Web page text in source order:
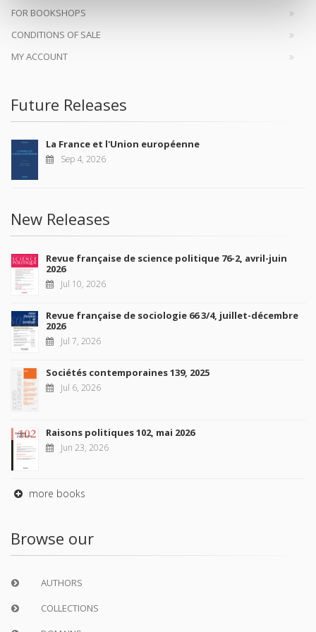
FOR BOOKSHOPS
CONDITIONS OF SALE
MY ACCOUNT
Future Releases
La France et l'Union européenne
Sep 4, 2026
New Releases
Revue française de science politique 76-2, avril-juin
2026
Jul 10, 2026
Revue française de sociologie 66 3/4, juillet-décembre
2026
Jul 7, 2026
Sociétés contemporaines 139, 2025
Jul 6, 2026
Raisons politiques 102, mai 2026
Jun 23, 2026
more books
Browse our
AUTHORS
COLLECTIONS